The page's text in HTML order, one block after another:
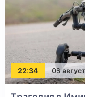
22:34 06